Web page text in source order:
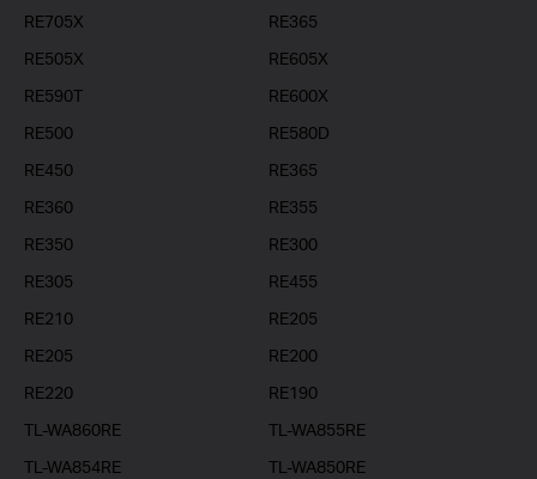
RE705X
RE365
RE505X
RE605X
RE590T
RE600X
RE500
RE580D
RE450
RE365
RE360
RE355
RE350
RE300
RE305
RE455
RE210
RE205
RE205
RE200
RE220
RE190
TL-WA860RE
TL-WA855RE
TL-WA854RE
TL-WA850RE